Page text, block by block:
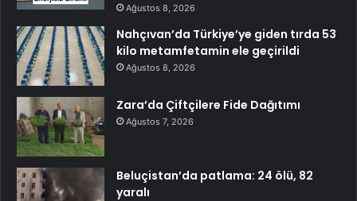
Ağustos 8, 2026
Nahçıvan’da Türkiye’ye giden tırda 53
kilo metamfetamin ele geçirildi
Ağustos 8, 2026
Zara’da Çiftçilere Fide Dağıtımı
Ağustos 7, 2026
Beluçistan’da patlama: 24 ölü, 82
yaralı